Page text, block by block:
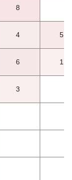
8
4 5
6 1
3